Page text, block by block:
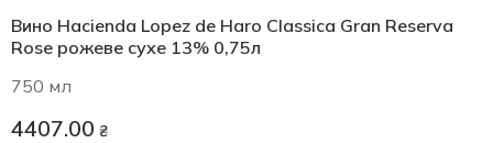
Вино Hacienda Lopez de Haro Classica Gran Reserva
Rose рожеве сухе 13% 0,75л
750 мл
4407.00 ₴